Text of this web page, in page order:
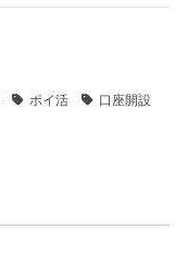
ポイ活
口座開設